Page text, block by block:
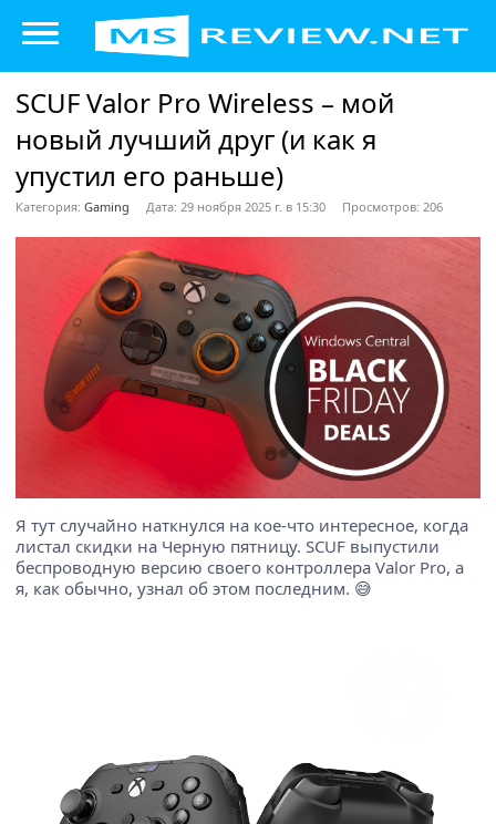
SCUF Valor Pro Wireless – мой
новый лучший друг (и как я
упустил его раньше)
Категория: Gaming Дата: 29 ноября 2025 г. в 15:30 Просмотров: 206
Я тут случайно наткнулся на кое-что интересное, когда
листал скидки на Черную пятницу. SCUF выпустили
беспроводную версию своего контроллера Valor Pro, а
я, как обычно, узнал об этом последним. 😅